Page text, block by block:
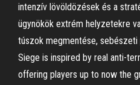
intenzív lövöldözések és a
ügynökök extrém helyzetekre
túszok megmentése, sebészeti
Siege is inspired by real anti-
offering players up to now the